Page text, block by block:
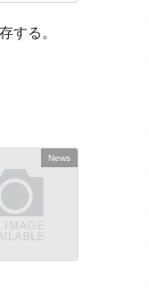
する。
News